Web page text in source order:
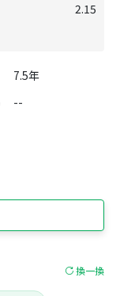
2.15
7.5年
--
換一換